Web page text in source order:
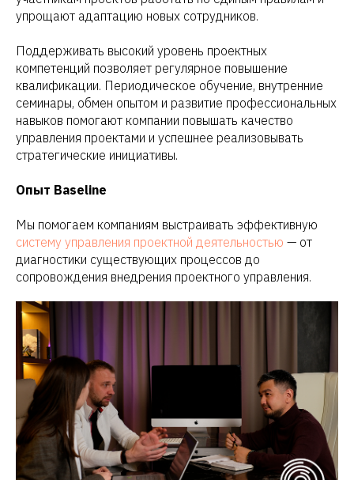
упрощают адаптацию новых сотрудников.
Поддерживать высокий уровень проектных
компетенций позволяет регулярное повышение
квалификации. Периодическое обучение, внутренние
семинары, обмен опытом и развитие профессиональных
навыков помогают компании повышать качество
управления проектами и успешнее реализовывать
стратегические инициативы.
Опыт Baseline
Мы помогаем компаниям выстраивать эффективную
систему управления проектной деятельностью — от
диагностики существующих процессов до
сопровождения внедрения проектного управления.